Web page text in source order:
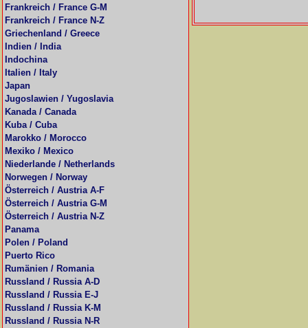
Frankreich / France G-M
Frankreich / France N-Z
Griechenland / Greece
Indien / India
Indochina
Italien / Italy
Japan
Jugoslawien / Yugoslavia
Kanada / Canada
Kuba / Cuba
Marokko / Morocco
Mexiko / Mexico
Niederlande / Netherlands
Norwegen / Norway
Österreich / Austria A-F
Österreich / Austria G-M
Österreich / Austria N-Z
Panama
Polen / Poland
Puerto Rico
Rumänien / Romania
Russland / Russia A-D
Russland / Russia E-J
Russland / Russia K-M
Russland / Russia N-R